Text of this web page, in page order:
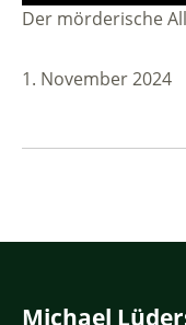
Der mörderische
1. November 2024
Michael